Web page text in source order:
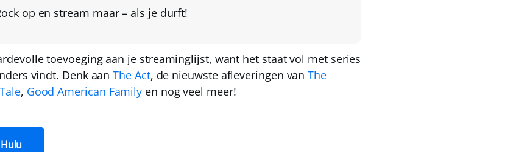
op en stream maar– als je durft!
toevoeging aan je streaminglijst, want het staat vol met series
vindt. Denk aanThe Act, de nieuwste afleveringen vanThe
, Good American Family en nog veel meer!